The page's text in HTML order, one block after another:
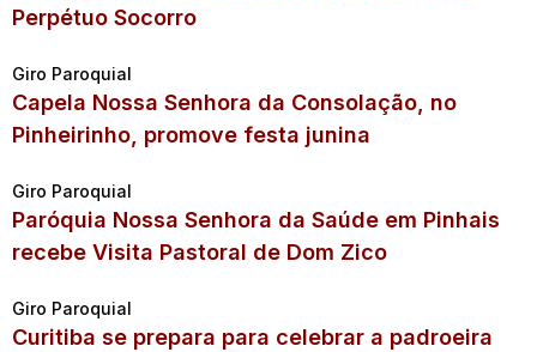
Perpétuo Socorro
Giro Paroquial
Capela Nossa Senhora da Consolação, no
Pinheirinho, promove festa junina
Giro Paroquial
Paróquia Nossa Senhora da Saúde em Pinhais
recebe Visita Pastoral de Dom Zico
Giro Paroquial
Curitiba se prepara para celebrar a padroeira